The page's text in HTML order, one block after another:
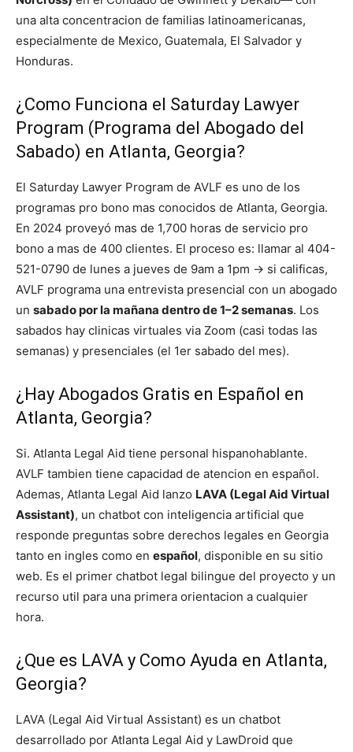
una alta concentracion de familias latinoamericanas,
especialmente de Mexico, Guatemala, El Salvador y
Honduras.
¿Como Funciona el Saturday Lawyer
Program (Programa del Abogado del
Sabado) en Atlanta, Georgia?
El Saturday Lawyer Program de AVLF es uno de los
programas pro bono mas conocidos de Atlanta, Georgia.
En 2024 proveyó mas de 1,700 horas de servicio pro
bono a mas de 400 clientes. El proceso es: llamar al 404-
521-0790 de lunes a jueves de 9am a 1pm → si calificas,
AVLF programa una entrevista presencial con un abogado
un sabado por la mañana dentro de 1–2 semanas. Los
sabados hay clinicas virtuales via Zoom (casi todas las
semanas) y presenciales (el 1er sabado del mes).
¿Hay Abogados Gratis en Español en
Atlanta, Georgia?
Si. Atlanta Legal Aid tiene personal hispanohablante.
AVLF tambien tiene capacidad de atencion en español.
Ademas, Atlanta Legal Aid lanzo LAVA (Legal Aid Virtual
Assistant), un chatbot con inteligencia artificial que
responde preguntas sobre derechos legales en Georgia
tanto en ingles como en español, disponible en su sitio
web. Es el primer chatbot legal bilingue del proyecto y un
recurso util para una primera orientacion a cualquier
hora.
¿Que es LAVA y Como Ayuda en Atlanta,
Georgia?
LAVA (Legal Aid Virtual Assistant) es un chatbot
desarrollado por Atlanta Legal Aid y LawDroid que